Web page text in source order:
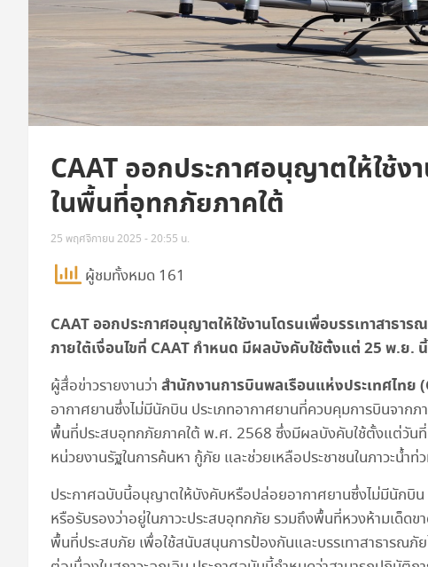
CAAT ออกประกาศอนุญาตให้ใช้ง
ในพื้นที่อุทกภัยภาคใต้
25 พฤศจิกายน 2025 - 20:55 น.
ผู้ชมทั้งหมด 161
CAAT ออกประกาศอนุญาตให้ใช้งานโดรนเพื่อบรรเทาสาธ
ภายใต้เงื่อนไขที่ CAAT กำหนด มีผลบังคับใช้ตั้งแต่ 25 พ.ย. นี้
ผู้สื่อข่าวรายงานว่า สำนักงานการบินพลเรือนแห่งประเทศไทย (
อากาศยานซึ่งไม่มีนักบิน ประเภทอากาศยานที่ควบคุมการบินจากภ
พื้นที่ประสบอุทกภัยภาคใต้ พ.ศ. 2568 ซึ่งมีผลบังคับใช้ตั้งแต่วั
หน่วยงานรัฐในการค้นหา กู้ภัย และช่วยเหลือประชาชนในภาวะน้ำ
ประกาศฉบับนี้อนุญาตให้บังคับหรือปล่อยอากาศยานซึ่งไม่มีนักบิน
หรือรับรองว่าอยู่ในภาวะประสบอุทกภัย รวมถึงพื้นที่หวงห้ามเด็ด
พื้นที่ประสบภัย เพื่อใช้สนับสนุนการป้องกันและบรรเทาสาธารณภั